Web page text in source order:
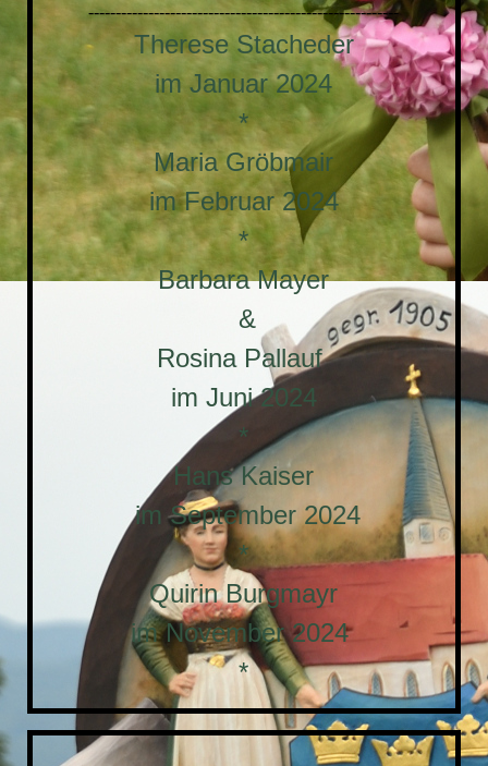
---------------------------------------------------------
Therese Stacheder
im Januar 2024
*
Maria Gröbmair
im Februar 2024
*
Barbara Mayer
&
Rosina Pallauf
im Juni 2024
*
Hans Kaiser
im September 2024
*
Quirin Burgmayr
im November 2024
*